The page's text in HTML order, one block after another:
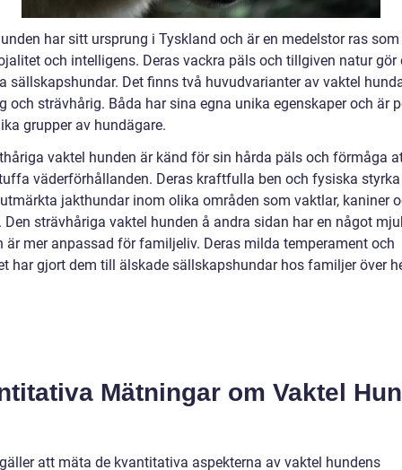
har sitt ursprung i Tyskland och är en medelstor ras
och intelligens. Deras vackra päls och tillgiven natur gör
sällskapshundar. Det finns två huvudvarianter av vaktel
och strävhårig. Båda har sina egna unika egenskaper och är
grupper av hundägare.
vaktel hunden är känd för sin hårda päls och förmåga
väderförhållanden. Deras kraftfulla ben och fysiska
jakthundar inom olika områden som vaktlar, kaniner
Den strävhåriga vaktel hunden å andra sidan har en något
är mer anpassad för familjeliv. Deras milda temperament och
har gjort dem till älskade sällskapshundar hos familjer över
Mätningar om Vaktel
att mäta de kvantitativa aspekterna av vaktel hundens